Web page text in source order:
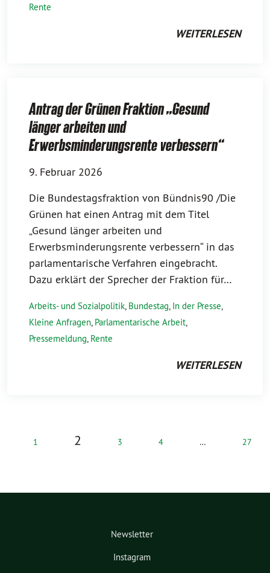
Rente
WEITERLESEN
Antrag der Grünen Fraktion „Gesund
länger arbeiten und
Erwerbsminderungsrente verbessern“
9. Februar 2026
Die Bundestagsfraktion von Bündnis90 /Die
Grünen hat einen Antrag mit dem Titel
„Gesund länger arbeiten und
Erwerbsminderungsrente verbessern“ in das
parlamentarische Verfahren eingebracht.
Dazu erklärt der Sprecher der Fraktion für…
Arbeits- und Sozialpolitik, Bundestag, In der Presse,
Kleine Anfragen, Parlamentarische Arbeit,
Pressemeldung, Rente
WEITERLESEN
1 2 3 4 … 27
Newsletter
Instagram